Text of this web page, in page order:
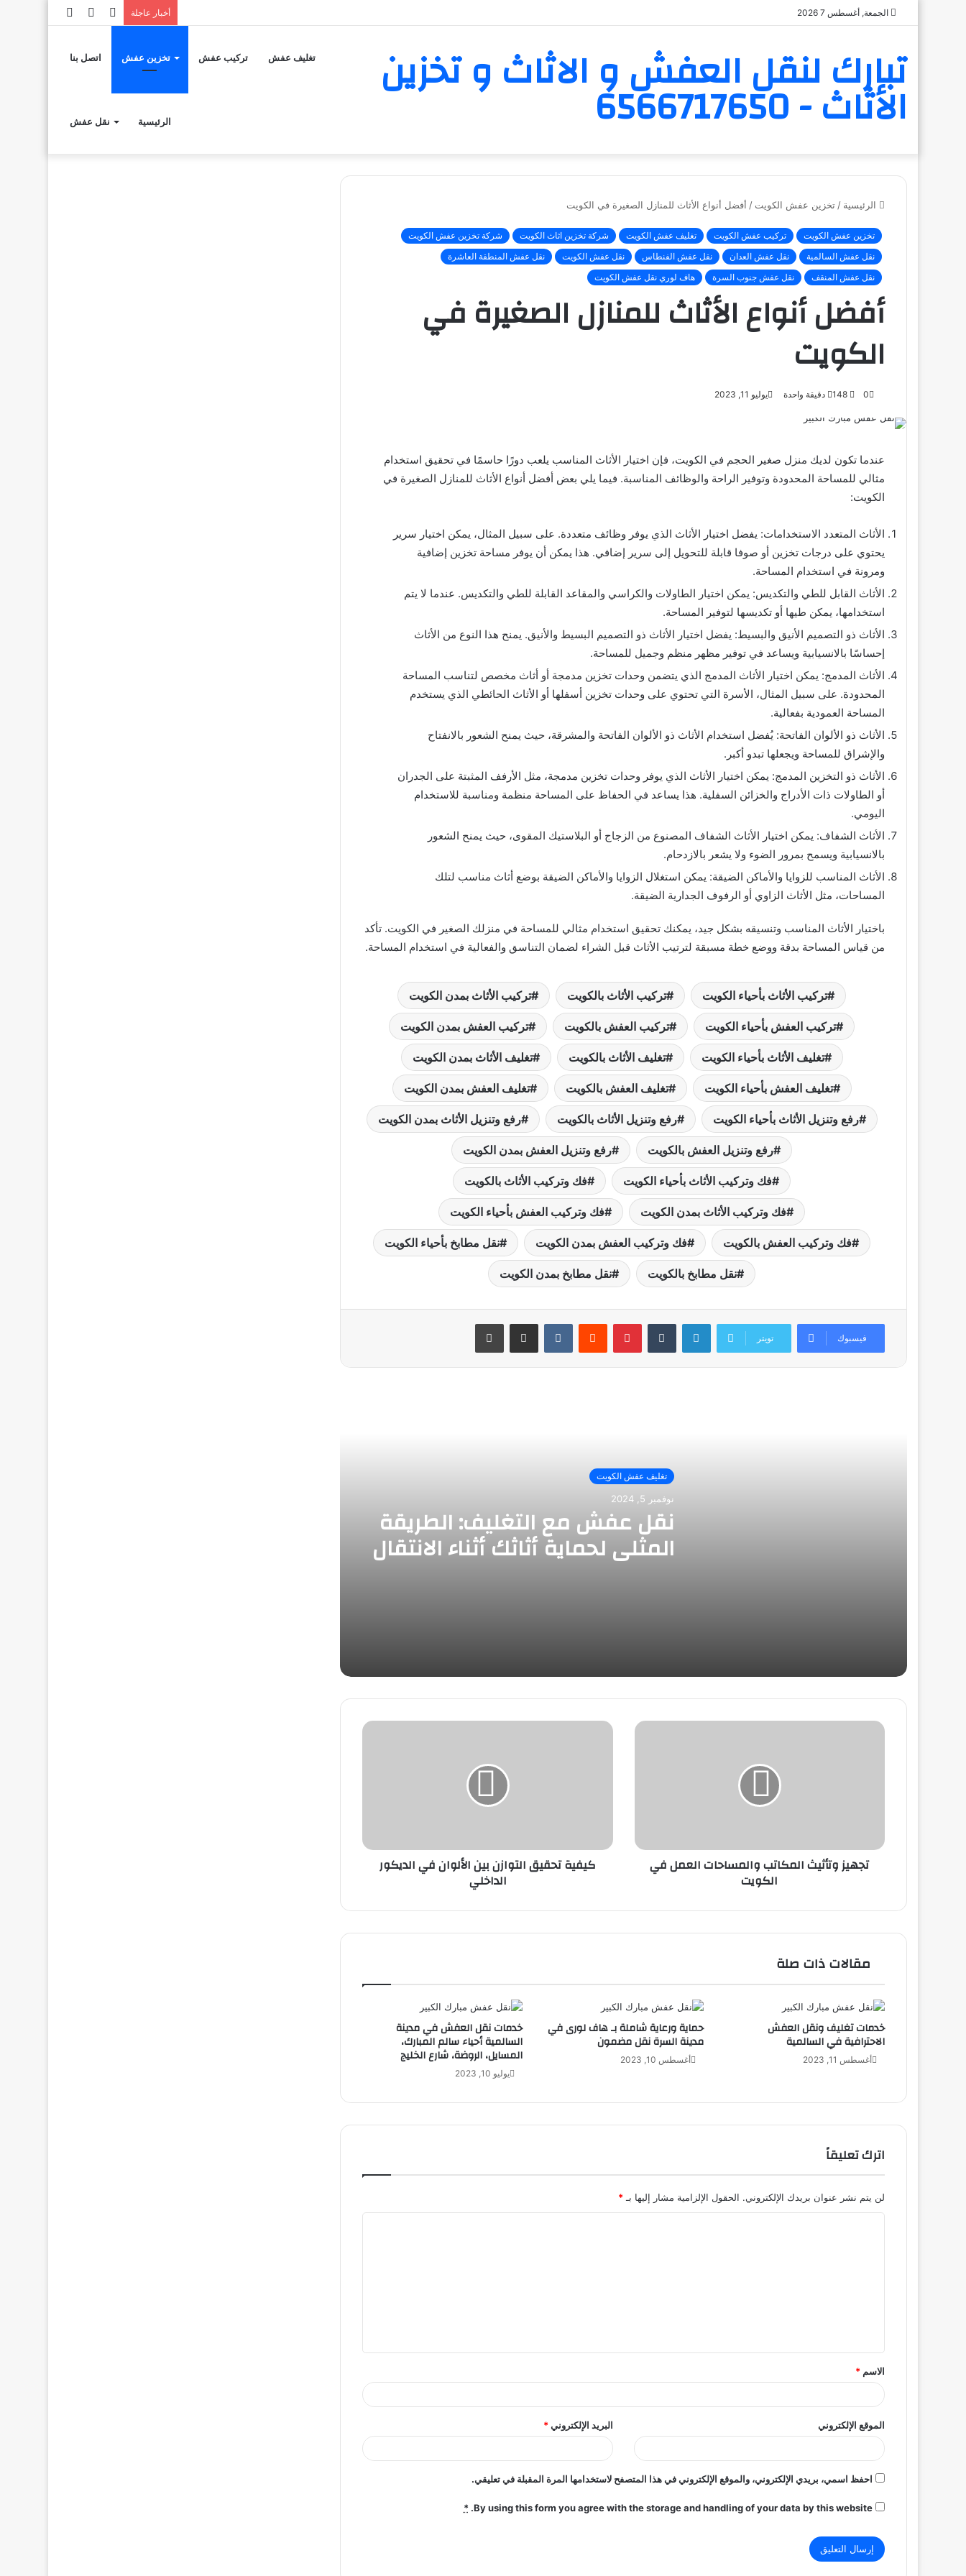
الجمعة, أغسطس 7 2026 أخبار عاجلة
إضافة
جانبي
مقالتسجيل
تبارك لنقل العفش و الاثاث و تخزين
الأثاث - 6566717650
اتصل بنا تخزين عفش تركيب عفش تغليف عفش
نقل عفش الرئيسية
الرئيسية / تخزين عفش الكويت / أفضل أنواع الأثاث للمنازل الصغيرة في الكويت
تخزين عفش الكويت تركيب عفش الكويت تغليف عفش الكويت شركة تخزين اثاث الكويت
شركة تخزين عفش الكويت
نقل عفش السالمية
نقل عفش العدان نقل عفش الفنطاس نقل عفش الكويت
نقل عفش المنطقة العاشرة
نقل عفش المنقف
نقل عفش جنوب السرة هاف لوري نقل عفش الكويت
أفضل أنواع الأثاث للمنازل الصغيرة في
الكويت
يوليو 11, 2023 0
148 دقيقة واحدة
عندما تكون لديك منزل صغير الحجم في الكويت، فإن اختيار الأثاث المناسب يلعب دورًا حاسمًا في تحقيق استخدام
مثالي للمساحة المحدودة وتوفير الراحة والوظائف المناسبة. فيما يلي بعض أفضل أنواع الأثاث للمنازل الصغيرة في
الكويت:
الأثاث المتعدد الاستخدامات: يفضل اختيار الأثاث الذي يوفر وظائف متعددة. على سبيل المثال، يمكن اختيار سرير
يحتوي على درجات تخزين أو صوفا قابلة للتحويل إلى سرير إضافي. هذا يمكن أن يوفر مساحة تخزين إضافية
ومرونة في استخدام المساحة.
الأثاث القابل للطي والتكديس: يمكن اختيار الطاولات والكراسي والمقاعد القابلة للطي والتكديس. عندما لا يتم
استخدامها، يمكن طيها أو تكديسها لتوفير المساحة.
الأثاث ذو التصميم الأنيق والبسيط: يفضل اختيار الأثاث ذو التصميم البسيط والأنيق. يمنح هذا النوع من الأثاث
إحساسًا بالانسيابية ويساعد في توفير مظهر منظم وجميل للمساحة.
الأثاث المدمج: يمكن اختيار الأثاث المدمج الذي يتضمن وحدات تخزين مدمجة أو أثاث مخصص لتناسب المساحة
المحدودة. على سبيل المثال، الأسرة التي تحتوي على وحدات تخزين أسفلها أو الأثاث الحائطي الذي يستخدم
المساحة العمودية بفعالية.
الأثاث ذو الألوان الفاتحة: يُفضل استخدام الأثاث ذو الألوان الفاتحة والمشرقة، حيث يمنح الشعور بالانفتاح
والإشراق للمساحة ويجعلها تبدو أكبر.
الأثاث ذو التخزين المدمج: يمكن اختيار الأثاث الذي يوفر وحدات تخزين مدمجة، مثل الأرفف المثبتة على الجدران
أو الطاولات ذات الأدراج والخزائن السفلية. هذا يساعد في الحفاظ على المساحة منظمة ومناسبة للاستخدام
اليومي.
الأثاث الشفاف: يمكن اختيار الأثاث الشفاف المصنوع من الزجاج أو البلاستيك المقوى، حيث يمنح الشعور
بالانسيابية ويسمح بمرور الضوء ولا يشعر بالازدحام.
الأثاث المناسب للزوايا والأماكن الضيقة: يمكن استغلال الزوايا والأماكن الضيقة بوضع أثاث مناسب لتلك
المساحات، مثل الأثاث الزاوي أو الرفوف الجدارية الضيقة.
باختيار الأثاث المناسب وتنسيقه بشكل جيد، يمكنك تحقيق استخدام مثالي للمساحة في منزلك الصغير في الكويت. تأكد
من قياس المساحة بدقة ووضع خطة مسبقة لترتيب الأثاث قبل الشراء لضمان التناسق والفعالية في استخدام المساحة.
تركيب الأثاث بأحياء الكويت تركيب الأثاث بالكويت تركيب الأثاث بمدن الكويت
تركيب العفش بأحياء الكويت تركيب العفش بالكويت تركيب العفش بمدن الكويت
تغليف الأثاث بأحياء الكويت تغليف الأثاث بالكويت تغليف الأثاث بمدن الكويت
تغليف العفش بأحياء الكويت تغليف العفش بالكويت تغليف العفش بمدن الكويت
رفع وتنزيل الأثاث بأحياء الكويت رفع وتنزيل الأثاث بالكويت رفع وتنزيل الأثاث بمدن الكويت
رفع وتنزيل العفش بالكويت رفع وتنزيل العفش بمدن الكويت
فك وتركيب الأثاث بأحياء الكويت فك وتركيب الأثاث بالكويت
فك وتركيب الأثاث بمدن الكويت فك وتركيب العفش بأحياء الكويت
فك وتركيب العفش بالكويت فك وتركيب العفش بمدن الكويت نقل مطابخ بأحياء الكويت
نقل مطابخ بالكويت نقل مطابخ بمدن الكويت
فيسبوك تويتر
لينكدإن بينتيريست مشاركة عبر البريد طباعة
تغليف عفش الكويت
نوفمبر 5, 2024
نقل عفش مع التغليف: الطريقة
المثلى لحماية أثاثك أثناء الانتقال
نقل عفش مع التغليف: الطريقة المثلى
لحماية أثاثك أثناء الانتقال
تفكيك قطع الأثاث: نصائح لنقل العفش
شركة نقل عفش وتغليف الكويت: دليل
نقل العفش المهبول: تجربة مريحة ومنظمة
نقل مخازن في الكويت-استراتيجية فعالة
كيفية تحقيق التوازن بين الألوان في الديكور
الداخلي
تجهيز وتأثيث المكاتب والمساحات العمل في
الكويت
مقالات ذات صلة
خدمات نقل العفش في مدينة
السالمية أحياء سالم المبارك،
المسايل، الروضة، شارع الخليج
يوليو 10, 2023
حماية ورعاية شاملة بـ هاف لورى في
مدينة السرة نقل مضمون
أغسطس 10, 2023
خدمات تغليف ونقل العفش
الاحترافية في السالمية
أغسطس 11, 2023
اترك تعليقاً
لن يتم نشر عنوان بريدك الإلكتروني. الحقول الإلزامية مشار إليها بـ*
ق
*
الاسم*
البريد الإلكتروني* الموقع الإلكتروني
احفظ اسمي، بريدي الإلكتروني، والموقع الإلكتروني في هذا المتصفح لاستخدامها المرة المقبلة في تعليقي.
By using this form you agree with the storage and handling of your data by this website.
*